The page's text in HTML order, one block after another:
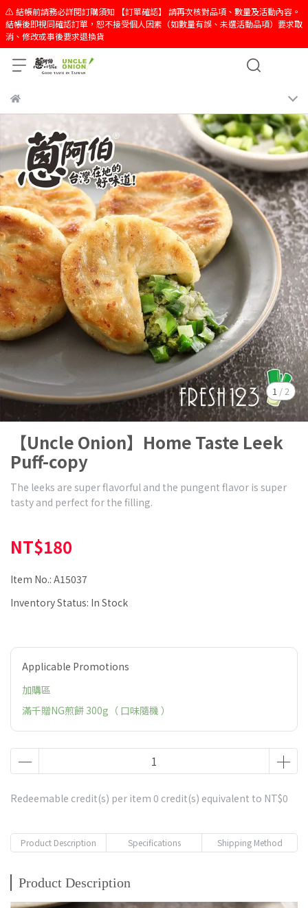
⚠️ 結帳前請務必詳閱訂購須知 【訂單確認】 請再次核對品項、數量及活動內容。
結帳後即視同確認訂單，恕不接受個人因素（如數量有誤、未選活動品項）要求取
消、修改或事後要求退換貨
1 / 2
【Uncle Onion】Home Taste Leek
Puff-copy
The leeks are super flavorful and the pungent flavor is super
tasty and perfect for the filling.
NT$180
Item No.: A15037
Inventory Status: In Stock
Applicable Promotions
加購區
滿千贈NG煎餅 300g（ 口味隨機 ）
Redeemable credit(s) per item 0 credit(s) equivalent to NT$0
Product Description Specifications Shipping Method
Product Description